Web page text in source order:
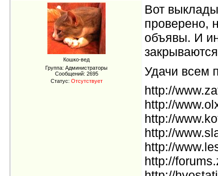
Кошко-вед
Группа: Администраторы
Сообщений: 2695
Статус: Отсутствует
Вот
проверено,
объявы. И
Удачи всем
http://
http://
http://
http://
http://
http://